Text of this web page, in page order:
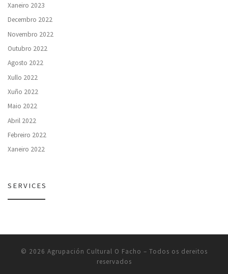
Xaneiro 2023
Decembro 2022
Novembro 2022
Outubro 2022
Agosto 2022
Xullo 2022
Xuño 2022
Maio 2022
Abril 2022
Febreiro 2022
Xaneiro 2022
SERVICES
© 2026 Agrupación Cultural O Facho – Todos os dereitos
reservados